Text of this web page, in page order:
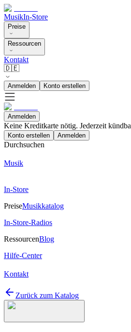
MusikIn-Store
Preise
Ressourcen
Kontakt
🇩🇪
Anmelden Konto erstellen
Anmelden
Keine Kreditkarte nötig. Jederzeit
Konto erstellen Anmelden
Durchsuchen
Musik
In-Store
PreiseMusikkatalog
In-Store-Radios
RessourcenBlog
Hilfe-Center
Kontakt
Zurück zum Katalog